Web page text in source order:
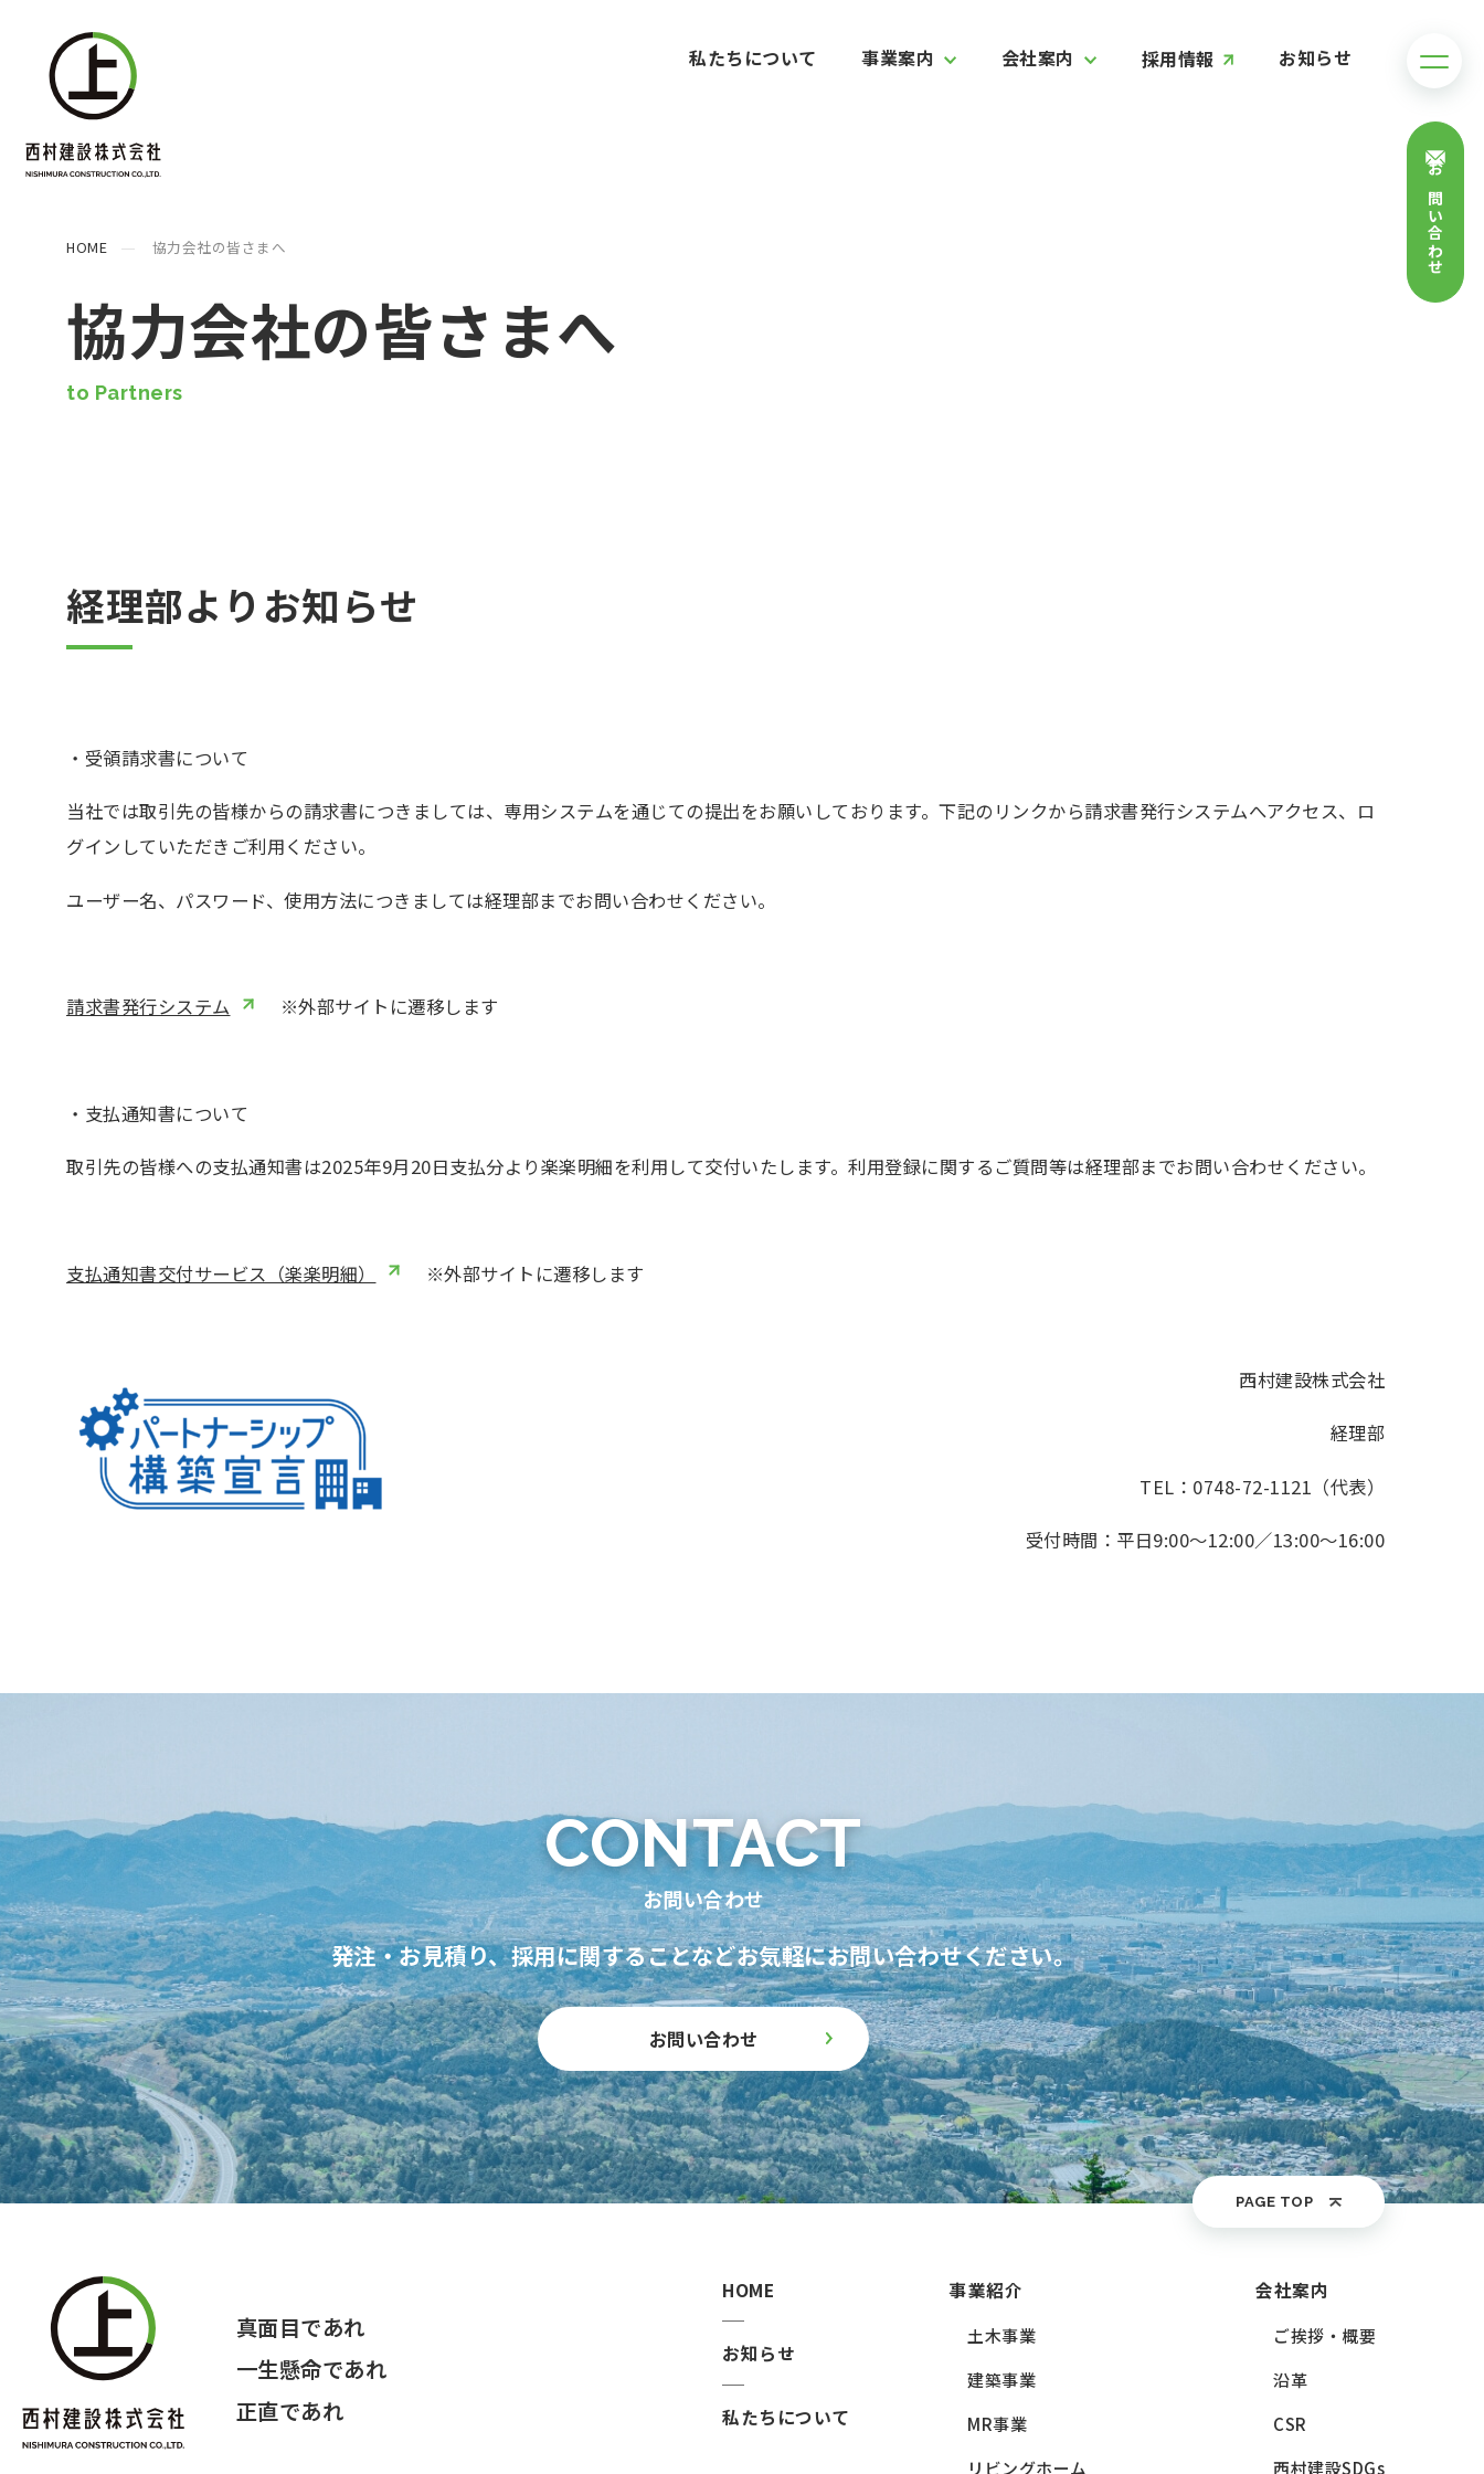
私たちについて 事業案内 会社案内 採用情報 お知らせ
HOME 協力会社の皆さまへ
協力会社の皆さまへ
to Partners
経理部よりお知らせ
・受領請求書について
当社では取引先の皆様からの請求書につきましては、専用システムを通じての提出をお願いしております。下記のリンクから請求書発行システムへアクセス、ロ
グインしていただきご利用ください。
ユーザー名、パスワード、使用方法につきましては経理部までお問い合わせください。
請求書発行システム ※外部サイトに遷移します
・支払通知書について
取引先の皆様への支払通知書は2025年9月20日支払分より楽楽明細を利用して交付いたします。利用登録に関するご質問等は経理部までお問い合わせください。
支払通知書交付サービス（楽楽明細） ※外部サイトに遷移します
西村建設株式会社
経理部
TEL：0748-72-1121（代表）
受付時間：平日9:00～12:00／13:00～16:00
お問い合わせ
CONTACT
お問い合わせ
発注・お見積り、採用に関することなどお気軽にお問い合わせください。
お問い合わせ
PAGE TOP
真面目であれ
一生懸命であれ
正直であれ
HOME
お知らせ
私たちについて
事業紹介
土木事業
建築事業
MR事業
リビングホーム
会社案内
ご挨拶・概要
沿革
CSR
西村建設SDGs